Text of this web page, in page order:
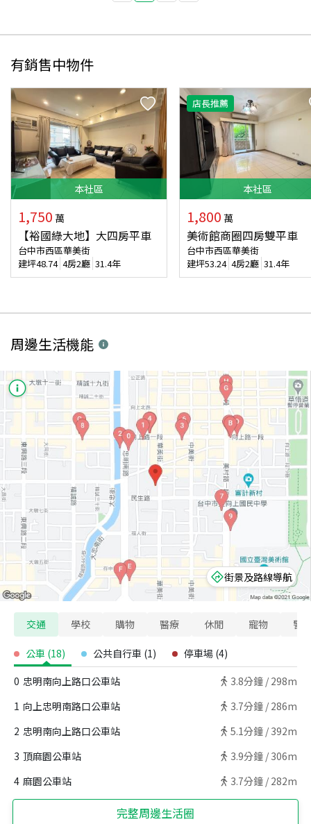
有銷售中物件
本社區
1,750 萬
【裕國綠大地】大四房平車
台中市西區華美街
建坪48.74 4房2廳 31.4年
店長推薦
本社區
1,800 萬
美術館商圈四房雙平車
台中市西區華美街
建坪53.24 4房2廳 31.4年
周邊生活機能
街景及路線導航
交通 學校 購物 醫療 休閒 寵物 警
公車 (18) 公共自行車 (1) 停車場 (4)
0 忠明南向上路口公車站 3.8分鐘 / 298m
1 向上忠明南路口公車站 3.7分鐘 / 286m
2 忠明南向上路口公車站 5.1分鐘 / 392m
3 頂麻園公車站 3.9分鐘 / 306m
4 麻園公車站 3.7分鐘 / 282m
完整周邊生活圈